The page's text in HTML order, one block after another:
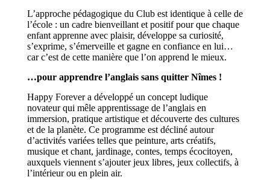
L’approche pédagogique du Club est identique à celle de
l’école : un cadre bienveillant et positif pour que chaque
enfant apprenne avec plaisir, développe sa curiosité,
s’exprime, s’émerveille et gagne en confiance en lui…
car c’est de cette manière que l’on apprend le mieux.
…pour apprendre l’anglais sans quitter Nîmes !
Happy Forever a développé un concept ludique
novateur qui mêle apprentissage de l’anglais en
immersion, pratique artistique et découverte des cultures
et de la planète. Ce programme est décliné autour
d’activités variées telles que peinture, arts créatifs,
musique et chant, jardinage, contes, temps écocitoyen,
auxquels viennent s’ajouter jeux libres, jeux collectifs, à
l’intérieur ou en plein air.